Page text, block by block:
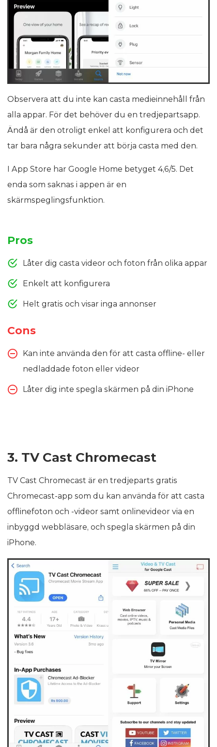
Observera att du inte kan casta medieinnehåll från
alla appar. För det behöver du en tredjepartsapp.
Ändå är den otroligt enkel att konfigurera och det
tar bara några sekunder att börja casta med den.
I App Store har Google Home betyget 4,6/5. Det
enda som saknas i appen är en
skärmspeglingsfunktion.
Pros
Låter dig casta videor och foton från olika appar
Enkelt att konfigurera
Helt gratis och visar inga annonser
Cons
Kan inte använda den för att casta offline- eller
nedladdade foton eller videor
Låter dig inte spegla skärmen på din iPhone
3. TV Cast Chromecast
TV Cast Chromecast är en tredjeparts gratis
Chromecast-app som du kan använda för att casta
offlinefoton och -videor samt onlinevideor via en
inbyggd webbläsare, och spegla skärmen på din
iPhone.